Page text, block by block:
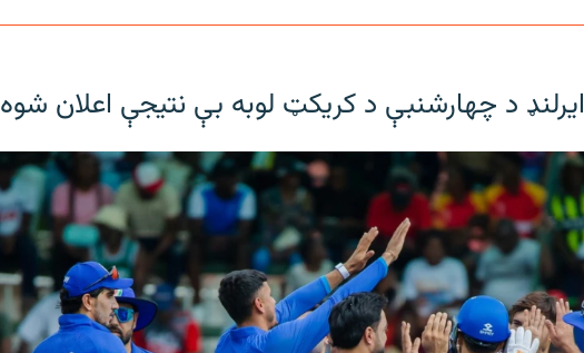
د چهارشنبې د کریکټ لوبه بې نتیجې اعلان شوه